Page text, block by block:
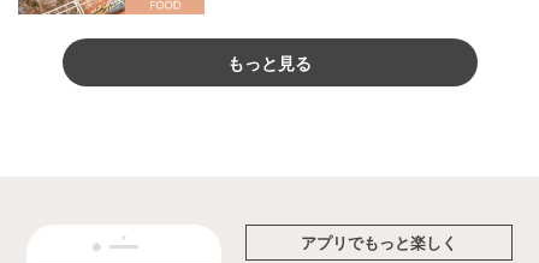
もっと見る
アプリでもっと楽しく